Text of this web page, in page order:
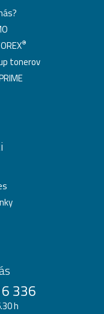
®
tonerov
336
h